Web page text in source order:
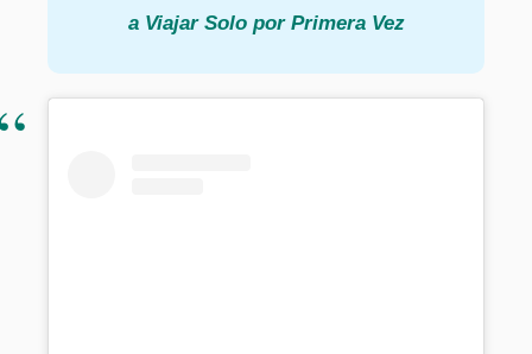
a Viajar Solo por Primera Vez